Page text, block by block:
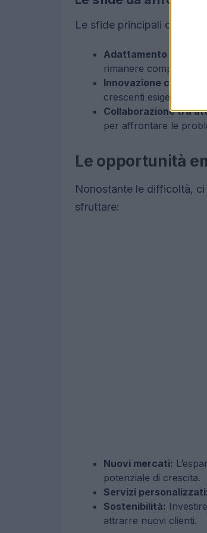
Le sfide principali che il
Adattamento
rimanere competitive.
Innovazione continua:
crescenti esigenze dei
Collaborazione tra
per affrontare le
Le opportunità
Nonostante le difficoltà,
sfruttare:
Nuovi mercati:
potenziale di crescita.
Servizi personalizzati:
Sostenibilità:
attrarre nuovi clienti.